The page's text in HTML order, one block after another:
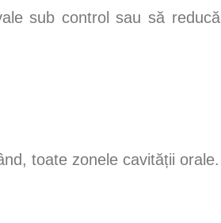
sub control sau să reducă
toate zonele cavității orale.